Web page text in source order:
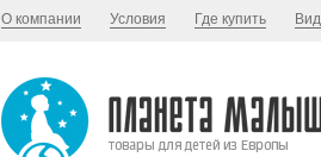
О компании Условия Где купить